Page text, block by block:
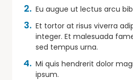
Eu augue ut lectus arcu
Et tortor at risus viverra
integer. Et malesuada
sed tempus urna.
Mi quis hendrerit dolor
ipsum.